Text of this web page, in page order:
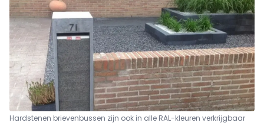
Hardstenen brievenbussen zijn ook in alle RAL-kleuren verkrijgbaar